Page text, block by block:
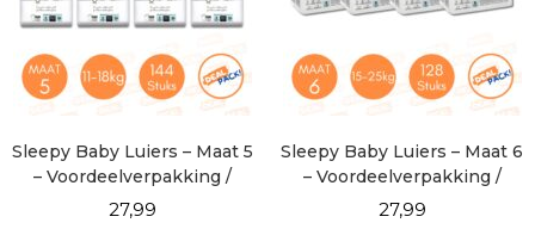
Sleepy Baby Luiers – Maat 5
– Voordeelverpakking /
DEALPACK!
27,99
Sleepy Baby Luiers – Maat 6
– Voordeelverpakking /
DEALPACK!
27,99